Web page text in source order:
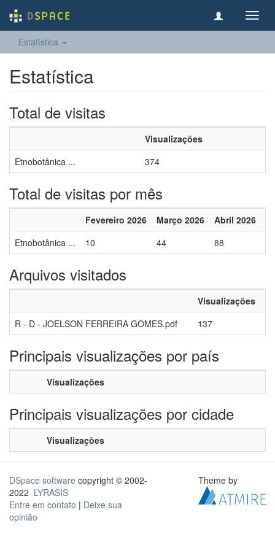
Estatística
Estatística
Total de visitas
Visualizações
Etnobotânica ...
374
Total de visitas por mês
Fevereiro 2026 Março 2026 Abril 2026
Etnobotânica ...
10 44 88
Arquivos visitados
Visualizações
R - D - JOELSON FERREIRA GOMES.pdf
137
Principais visualizações por país
Visualizações
Principais visualizações por cidade
Visualizações
DSpace software copyright © 2002-
2022 LYRASIS
Entre em contato | Deixe sua
opinião
Theme by